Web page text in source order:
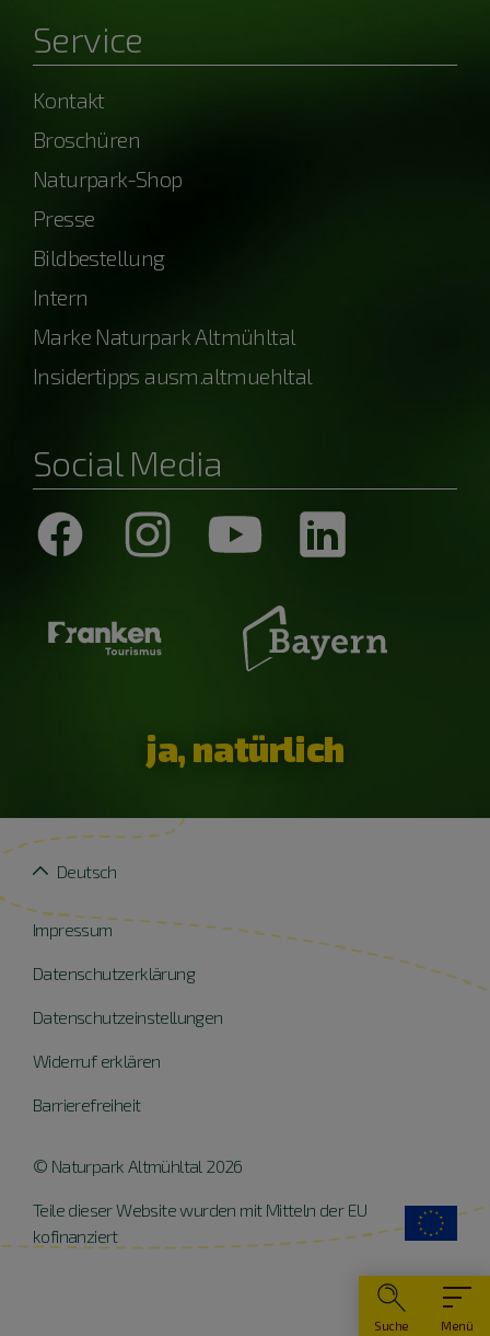
Menü
Suche
Service
Kontakt
Broschüren
Naturpark-Shop
Presse
Bildbestellung
Intern
Marke Naturpark Altmühltal
Insidertipps ausm.altmuehltal
Social Media
ja, natürlich
Impressum
Datenschutzerklärung
Datenschutzeinstellungen
Widerruf erklären
Barrierefreiheit
Deutsch
© Naturpark Altmühltal 2026
Teile dieser Website wurden mit Mitteln der EU
kofinanziert